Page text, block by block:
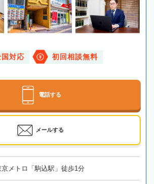
国対応 初回相談無料
電話する
メールする
メトロ「駒込駅」徒歩1分